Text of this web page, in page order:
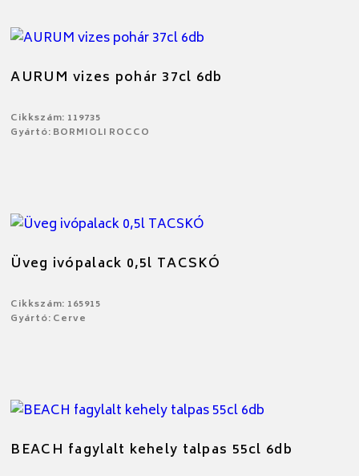
AURUM vizes pohár 37cl 6db
Cikkszám: 119735
Gyártó: BORMIOLI ROCCO
Üveg ivópalack 0,5l TACSKÓ
Cikkszám: 165915
Gyártó: Cerve
BEACH fagylalt kehely talpas 55cl 6db